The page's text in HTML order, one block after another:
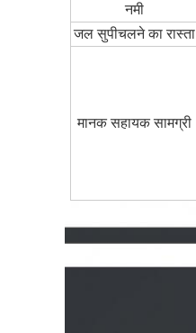
नमी
जल सुपीचलने का रास्ता
मानक सहायक सामग्री